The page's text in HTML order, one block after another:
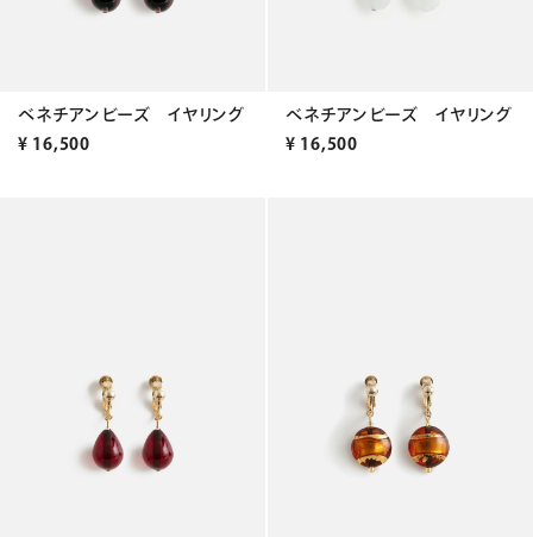
ベネチアンビーズ イヤリング
¥ 16,500
ベネチアンビーズ イヤリング
¥ 16,500